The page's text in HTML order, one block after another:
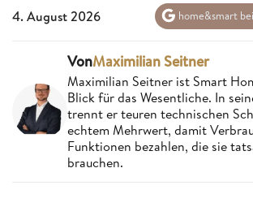
4. August 2026 home&smart
VonMaximilian Seitner
Maximilian Seitner ist Smart
Blick für das Wesentliche. In
trennt er teuren technischen
echtem Mehrwert, damit
Funktionen bezahlen, die sie
brauchen.